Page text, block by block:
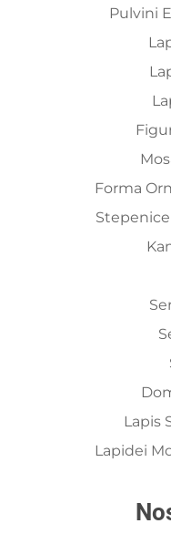
Pulvini
Forma
Lapis
Lapidei